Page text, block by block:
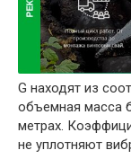
G находят из
объемная масса
метрах.
не уплотняют